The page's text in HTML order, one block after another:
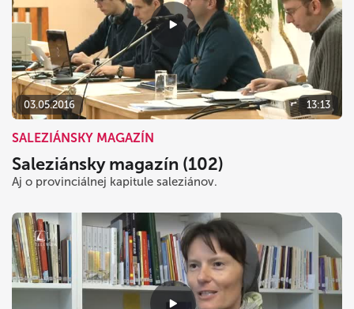
03.05.2016 13:13
SALEZIÁNSKY MAGAZÍN
Saleziánsky magazín (102)
Aj o provinciálnej kapitule saleziánov.